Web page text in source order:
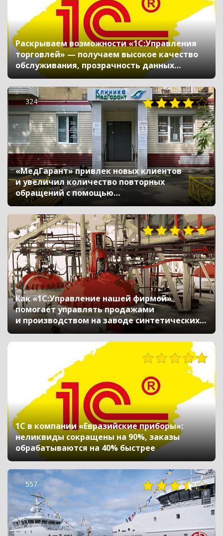
Раскрываем возможности «1С:Управления
торговлей» — получаем высокое качество
обслуживания, прозрачность данных
и тысячи довольных клиентов
324
«МедГарант» привлек новых клиентов
и увеличил количество повторных
обращений с помощью
«1С:Медицина.Поликлиника»
938
Как «1С:Управление нашей фирмой»
помогает управлять продажами
и производством на заводе синтетических
смол
1С в компании «Евразийские приборы»:
неликвиды сокращены на 90%, заказы
обрабатываются на 40% быстрее
557